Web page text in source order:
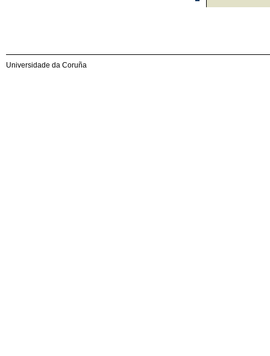
Universidade da Coruña